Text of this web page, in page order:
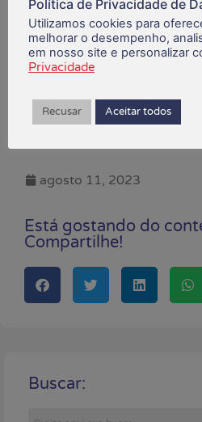
para nos aprofundar no
coordenadora da CEE.
A próxima reunião do
presencial, em Brasília.
agosto 11, 2023
Está gostando do
Compartilhe!
Buscar:
Política de Privacidade de
Utilizamos cookies para
melhorar o desempenho,
em nosso site e personalizar
Privacidade
Recusar Aceitar todos